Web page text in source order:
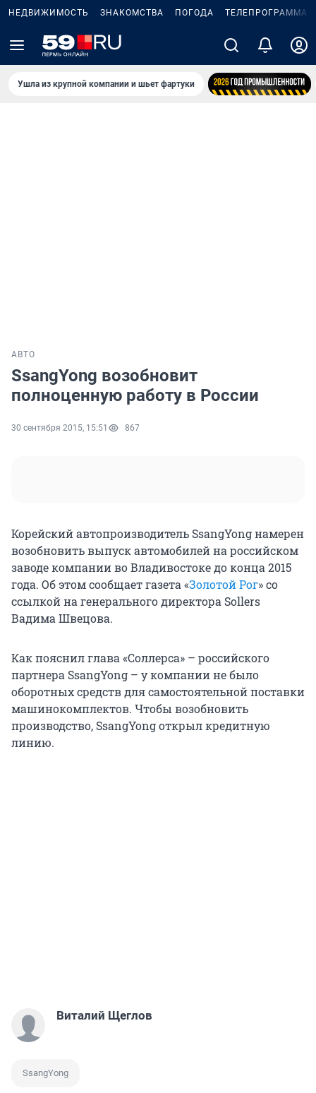
НЕДВИЖИМОСТЬ ЗНАКОМСТВА ПОГОДА ТЕЛЕПРОГРАММА
Ушла из крупной компании и шьет фартуки
АВТО
SsangYong возобновит
полноценную работу в России
30 сентября 2015, 15:51 867
Корейский автопроизводитель SsangYong намерен
возобновить выпуск автомобилей на российском
заводе компании во Владивостоке до конца 2015
года. Об этом сообщает газета «Золотой Рог» со
ссылкой на генерального директора Sollers
Вадима Швецова.
Как пояснил глава «Соллерса» – российского
партнера SsangYong – у компании не было
оборотных средств для самостоятельной поставки
машинокомплектов. Чтобы возобновить
производство, SsangYong открыл кредитную
линию.
Виталий Щеглов
SsangYong